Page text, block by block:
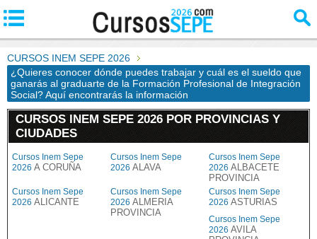
CURSOS INEM SEPE 2026
¿Quieres conocer dónde puedes trabajar y cuál es el sueldo que
ganarás al graduarte de la Formación Profesional de Integración
Social? Aquí encontrarás la información
CURSOS INEM SEPE 2026 POR PROVINCIAS Y
CIUDADES
Cursos Inem Sepe
2026 A CORUÑA
Cursos Inem Sepe
2026 ALAVA
Cursos Inem Sepe
2026 ALBACETE
PROVINCIA
Cursos Inem Sepe
2026 ALICANTE
Cursos Inem Sepe
2026 ALMERIA
PROVINCIA
Cursos Inem Sepe
2026 ASTURIAS
Cursos Inem Sepe
2026 AVILA